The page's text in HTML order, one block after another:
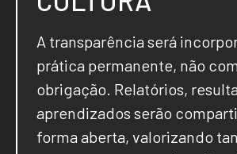
A transparência será
prática permanente, não
obrigação. Relatórios,
aprendizados serão
forma aberta, valorizando